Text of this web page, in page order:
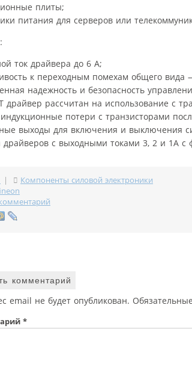
плиты;
питания для серверов или
ток драйвера до 6 А;
к переходным помехам общего
надежность и безопасность
драйвер рассчитан на использование с
потери с транзисторами
выходы для включения и выключения
драйверов с выходными токами 3, 2 и 1А
|
Компоненты силовой электроники
комментарий
email не будет опубликован.
*